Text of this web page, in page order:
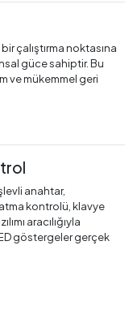
çalıştırma noktasına
güce sahiptir. Bu
ve mükemmel geri
anahtar,
kontrolü, klavye
aracılığıyla
göstergeler gerçek